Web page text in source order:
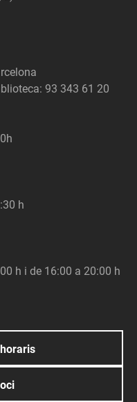
93 343 61 20
h
h i de 16:00 a 20:00 h